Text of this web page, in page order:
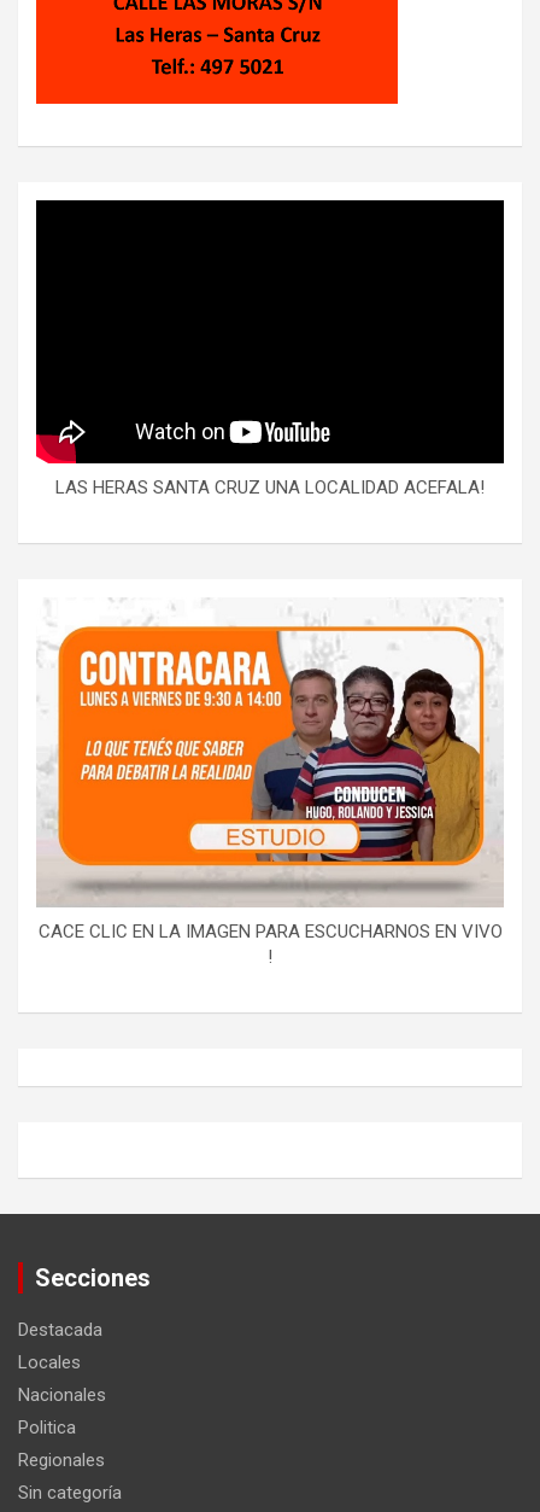
LAS HERAS SANTA CRUZ UNA LOCALIDAD ACEFALA!
CACE CLIC EN LA IMAGEN PARA ESCUCHARNOS EN VIVO
!
Secciones
Destacada
Locales
Nacionales
Politica
Regionales
Sin categoría